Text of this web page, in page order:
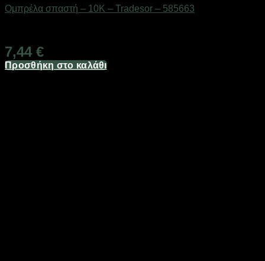
Ομπρέλα σπαστή – 10K – Tradesor – 585663
7,44 €
Προσθήκη στο καλάθι